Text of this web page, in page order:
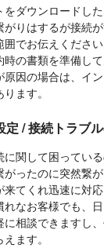
をダウンロードし
がりはするが接続
でお伝えくださ
の書類を準備し
原因の場合は、イ
ます。
定 / 接続トラブ
に関して困ってい
がったのに突然繋
てくれ迅速に対
なお客様でも、
相談できますし
ます。